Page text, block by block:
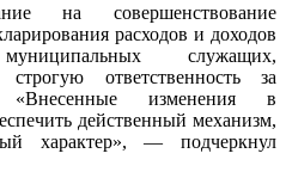
на совершенствование
расходов и доходов
служащих,
ответственность за
изменения в
действенный механизм,
характер», — подчеркнул